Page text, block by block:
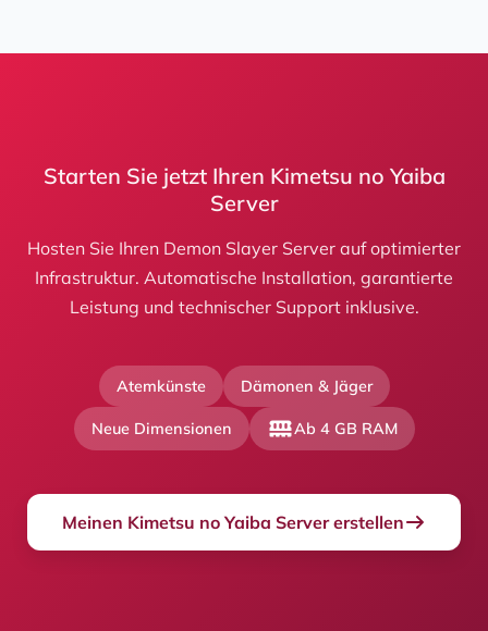
Starten Sie jetzt Ihren Kimetsu no Yaiba
Server
Hosten Sie Ihren Demon Slayer Server auf optimierter
Infrastruktur. Automatische Installation, garantierte
Leistung und technischer Support inklusive.
Atemkünste Dämonen & Jäger
Neue Dimensionen Ab 4 GB RAM
Meinen Kimetsu no Yaiba Server erstellen